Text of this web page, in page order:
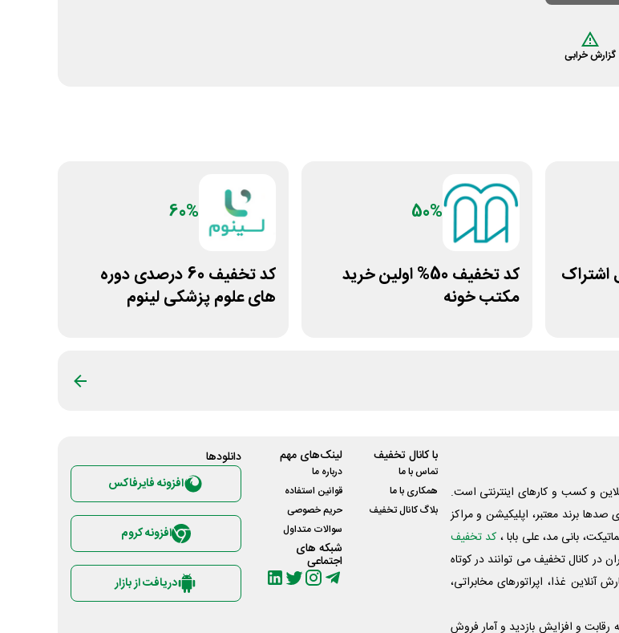
گزارش خرابی
اشتراک
50%
کد تخفیف 50% اولین خرید
مکتب خونه
60%
کد تخفیف 60 درصدی دوره
های علوم پزشکی لینوم
و کسب و‌ کارهای اینترنتی است.
برند معتبر، اپلیکیشن و مراکز
بانی مد، علی‌ بابا ، کد تخفیف
در کانال تخفیف می توانند در کوتاه
غذا، اپراتورهای مخابراتی،
رقابت و افزایش بازدید و آمار فروش
با کانال تخفیف
تماس با ما
همکاری با ما
بلاگ کانال تخفیف
لینک‌های مهم
درباره ما
قوانین استفاده
حریم خصوصی
سوالات متداول
شبکه های
اجتماعی
دانلود‌ها
افزونه فایرفاکس
افزونه کروم
دریافت از بازار